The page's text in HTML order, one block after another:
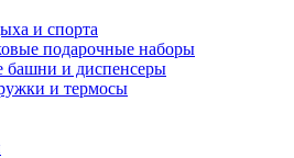
и спорта
подарочные наборы
и диспенсеры
и термосы